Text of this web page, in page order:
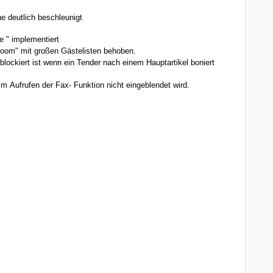
deutlich beschleunigt
" implementiert
mit großen Gästelisten behoben.
ist wenn ein Tender nach einem Hauptartikel boniert
Aufrufen der Fax- Funktion nicht eingeblendet wird.